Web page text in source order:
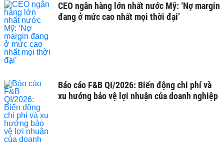
CEO ngân hàng lớn nhất nước Mỹ: ‘Nợ margin
đang ở mức cao nhất mọi thời đại’
Báo cáo F&B QI/2026: Biến động chi phí và
xu hướng bảo vệ lợi nhuận của doanh nghiệp